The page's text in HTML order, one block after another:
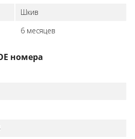
Шкив
6 месяцев
номера